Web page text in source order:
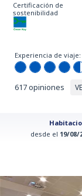
Certificación de
sostenibilidad
Experiencia de viaje:
617 opiniones
desde el 19/08/